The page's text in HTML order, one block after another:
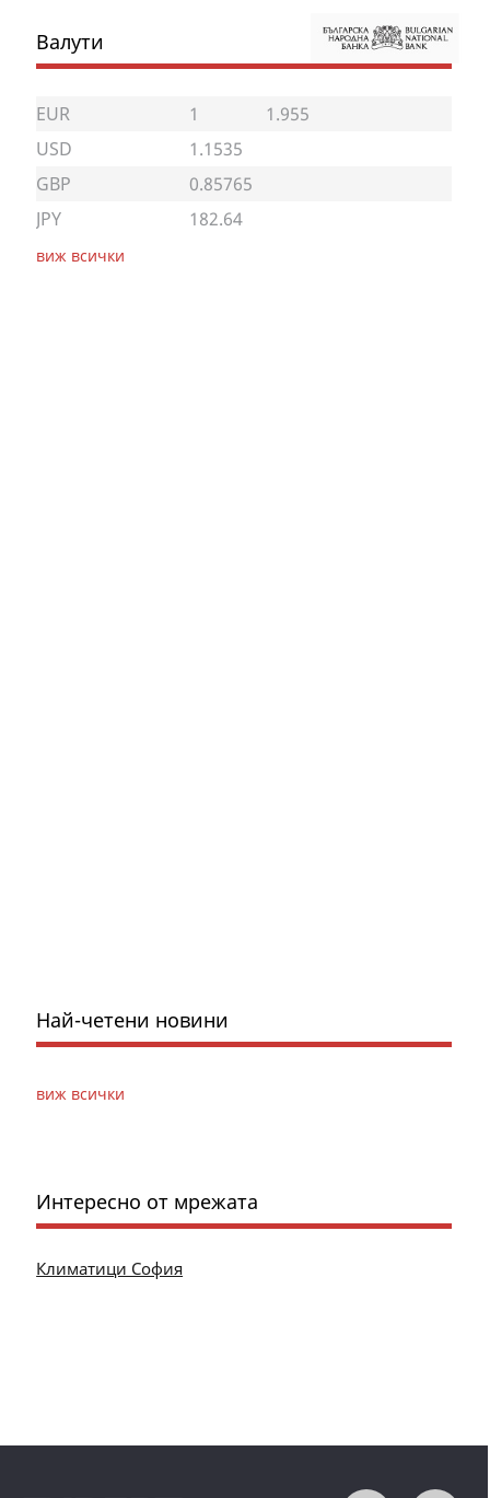
Валути
EUR 1
1.955
USD
1.1535
GBP
0.85765
JPY
182.64
виж всички
Най-четени новини
виж всички
Интересно от мрежата
Климатици София